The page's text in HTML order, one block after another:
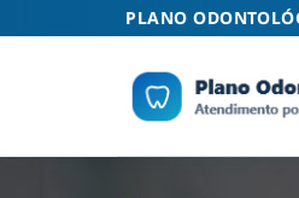
PLANO